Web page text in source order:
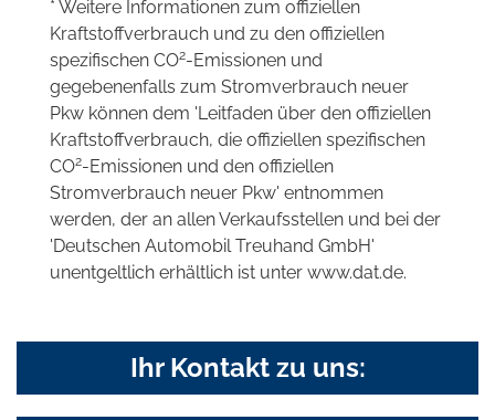
* Weitere Informationen zum offiziellen
Kraftstoffverbrauch und zu den offiziellen
spezifischen CO2-Emissionen und
gegebenenfalls zum Stromverbrauch neuer
Pkw können dem 'Leitfaden über den offiziellen
Kraftstoffverbrauch, die offiziellen spezifischen
CO2-Emissionen und den offiziellen
Stromverbrauch neuer Pkw' entnommen
werden, der an allen Verkaufsstellen und bei der
'Deutschen Automobil Treuhand GmbH'
unentgeltlich erhältlich ist unter www.dat.de.
Ihr Kontakt zu uns: